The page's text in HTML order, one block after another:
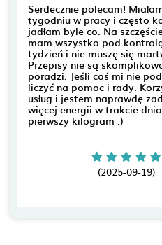
Serdecznie polecam!
tygodniu w pracy i często
jadłam byle co. Na
mam wszystko pod
tydzień i nie muszę się
Przepisy nie są
poradzi. Jeśli coś mi nie
liczyć na pomoc i rady.
usług i jestem naprawdę
więcej energii w trakcie
pierwszy kilogram :)
(2025-09-19)